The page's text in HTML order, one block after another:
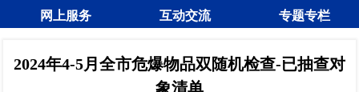
网上服务
互动交流 专题专栏
2024年4-5月全市危爆物品双随机检查-已抽查对
象清单